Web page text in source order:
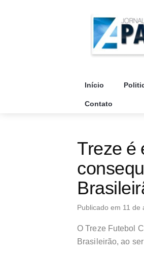
Início
Contato
Treze é
Publicado em 11 de
O Treze Futebol
Brasileirão, ao